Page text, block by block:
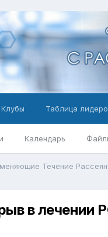
Календарь
Клубы Таблица
Течение
в лечении